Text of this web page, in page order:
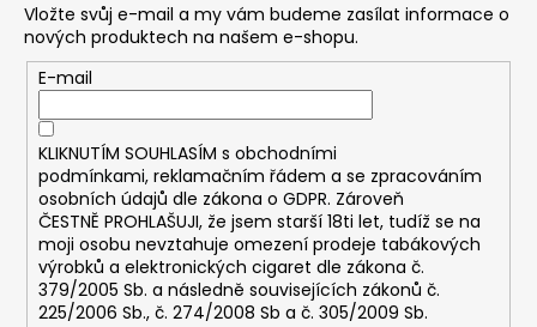
48
Kč
Vložte svůj e-mail a my vám budeme zasílat informace o
nových produktech na našem e-shopu.
E-mail
KLIKNUTÍM SOUHLASÍM s obchodními
podmínkami, reklamačním řádem a se zpracováním
osobních údajů dle zákona o GDPR. Zároveň
ČESTNĚ PROHLAŠUJI, že jsem starší 18ti let, tudíž se na
moji osobu nevztahuje omezení prodeje tabákových
výrobků a elektronických cigaret dle zákona č.
379/2005 Sb. a následně souvisejících zákonů č.
225/2006 Sb., č. 274/2008 Sb a č. 305/2009 Sb.